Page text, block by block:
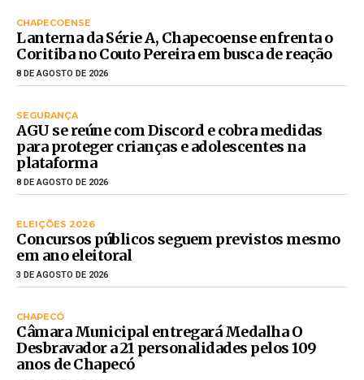
CHAPECOENSE
Lanterna da Série A, Chapecoense enfrenta o
Coritiba no Couto Pereira em busca de reação
8 DE AGOSTO DE 2026
SEGURANÇA
AGU se reúne com Discord e cobra medidas
para proteger crianças e adolescentes na
plataforma
8 DE AGOSTO DE 2026
ELEIÇÕES 2026
Concursos públicos seguem previstos mesmo
em ano eleitoral
3 DE AGOSTO DE 2026
CHAPECÓ
Câmara Municipal entregará Medalha O
Desbravador a 21 personalidades pelos 109
anos de Chapecó